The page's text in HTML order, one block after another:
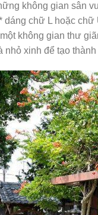
không gian sân
dáng chữ L hoặc chữ
không gian thư
nhỏ xinh để tạo